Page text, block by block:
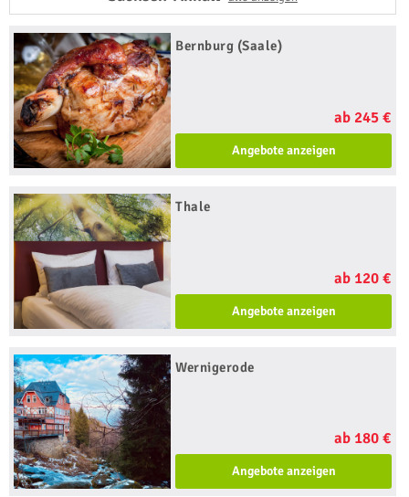
Bernburg (Saale)
ab 245 €
Angebote anzeigen
Thale
ab 120 €
Angebote anzeigen
Wernigerode
ab 180 €
Angebote anzeigen